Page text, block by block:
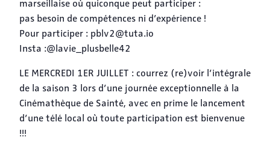
marseillaise où quiconque peut participer :
pas besoin de compétences ni d’expérience !
Pour participer : pblv2@tuta.io
Insta :@lavie_plusbelle42
LE MERCREDI 1ER JUILLET ​: courrez (re)voir l’intégrale
de la saison 3 lors d’une journée exceptionnelle à la
Cinémathèque de Sainté, avec en prime le lancement
d’une télé local où toute participation est bienvenue
!!!